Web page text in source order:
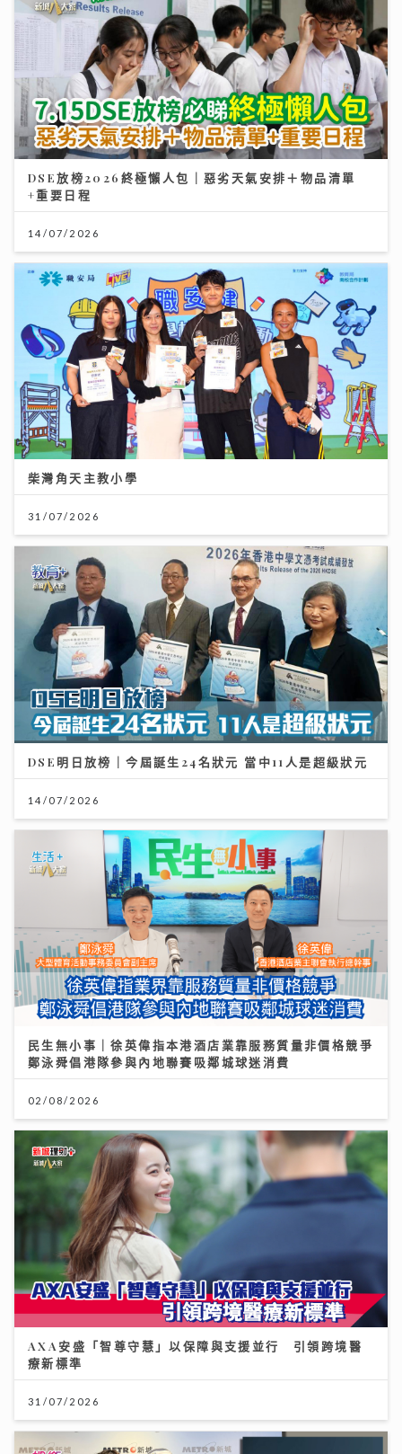
DSE放榜2026終極懶人包｜惡劣天氣安排＋物品清單
+重要日程
14/07/2026
柴灣角天主教小學
31/07/2026
DSE明日放榜｜今屆誕生24名狀元 當中11人是超級狀元
14/07/2026
民生無小事｜徐英偉指本港酒店業靠服務質量非價格競爭
鄭泳舜倡港隊參與內地聯賽吸鄰城球迷消費
02/08/2026
AXA安盛「智尊守慧」以保障與支援並行 引領跨境醫
療新標準
31/07/2026